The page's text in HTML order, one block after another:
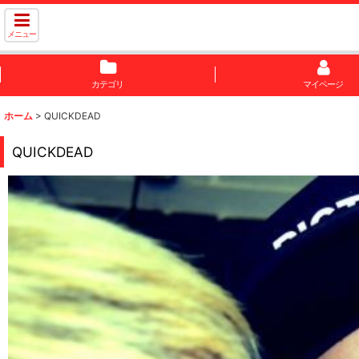
メニュー
カテゴリ マイページ
ホーム > QUICKDEAD
QUICKDEAD